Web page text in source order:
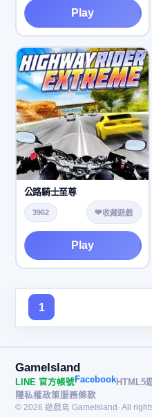
Play
公路騎士至尊
3962 ❤️收藏遊戲
Play
1
GameIsland
LINE 官方帳號FacebookHTML5
隱私權政策服務條款
© 2026 遊戲島 GameIsland· All